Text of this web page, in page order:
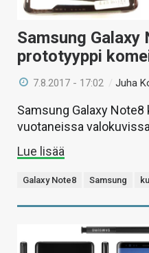
Samsung Galaxy
prototyyppi
7.8.2017 - 17:02 /Juha
Samsung Galaxy
vuotaneissa
Lue lisää
Galaxy Note8 Samsung